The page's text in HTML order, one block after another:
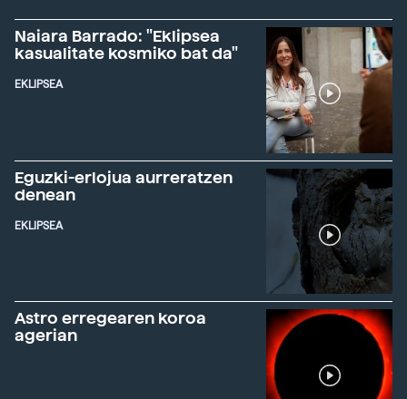
Naiara Barrado: "Eklipsea
kasualitate kosmiko bat da"
EKLIPSEA
Eguzki-erlojua aurreratzen
denean
EKLIPSEA
Astro erregearen koroa
agerian